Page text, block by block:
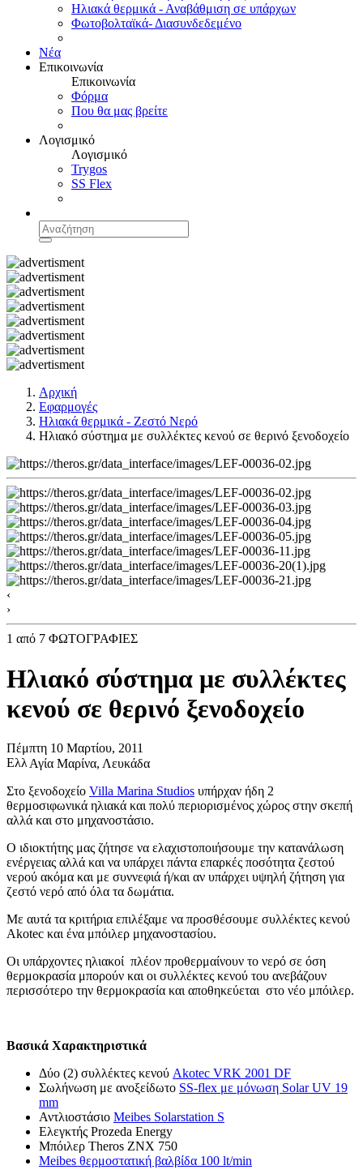
Ηλιακά θερμικά - Αναβάθμιση σε υπάρχων
Φωτοβολταϊκά- Διασυνδεδεμένο
Νέα
Επικοινωνία
Επικοινωνία
Φόρμα
Που θα μας βρείτε
Λογισμικό
Λογισμικό
Trygos
SS Flex
Αρχική
Εφαρμογές
Ηλιακά θερμικά - Ζεστό Νερό
Ηλιακό σύστημα με συλλέκτες κενού σε θερινό ξενοδοχείο
‹
›
1 από 7 ΦΩΤΟΓΡΑΦΙΕΣ
Ηλιακό σύστημα με συλλέκτες
κενού σε θερινό ξενοδοχείο
Πέμπτη 10 Μαρτίου, 2011
Αγία Μαρίνα, Λευκάδα
Στο ξενοδοχείο Villa Marina Studios υπήρχαν ήδη 2
θερμοσιφωνικά ηλιακά και πολύ περιορισμένος χώρος στην σκεπή
αλλά και στο μηχανοστάσιο.
Ο ιδιοκτήτης μας ζήτησε να ελαχιστοποιήσουμε την κατανάλωση
ενέργειας αλλά και να υπάρχει πάντα επαρκές ποσότητα ζεστού
νερού ακόμα και με συννεφιά ή/και αν υπάρχει υψηλή ζήτηση για
ζεστό νερό από όλα τα δωμάτια.
Με αυτά τα κριτήρια επιλέξαμε να προσθέσουμε συλλέκτες κενού
Akotec και ένα μπόιλερ μηχανοστασίου.
Οι υπάρχοντες ηλιακοί πλέον προθερμαίνουν το νερό σε όση
θερμοκρασία μπορούν και οι συλλέκτες κενού του ανεβάζουν
περισσότερο την θερμοκρασία και αποθηκεύεται στο νέο μπόιλερ.
Βασικά Χαρακτηριστικά
Δύο (2) συλλέκτες κενού Akotec VRK 2001 DF
Σωλήνωση με ανοξείδωτο SS-flex με μόνωση Solar UV 19
mm
Αντλιοστάσιο Meibes Solarstation S
Ελεγκτής Prozeda Energy
Μπόιλερ Theros ZNX 750
Meibes θερμοστατική βαλβίδα 100 lt/min